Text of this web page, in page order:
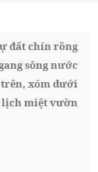
đất chín rồng
sông nước
xóm dưới
lịch miệt vườn